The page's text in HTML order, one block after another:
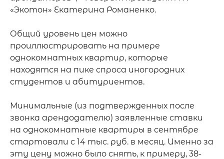
«Экотон» Екатерина Романенко.
Общий уровень цен можно
проиллюстрировать на примере
однокомнатных квартир, которые
находятся на пике спроса иногородних
студентов и абитуриентов.
Минимальные (из подтвержденных после
звонка арендодателю) заявленные ставки
на однокомнатные квартиры в сентябре
стартовали с 14 тыс. руб. в месяц. Именно за
эту цену можно было снять, к примеру, 38-